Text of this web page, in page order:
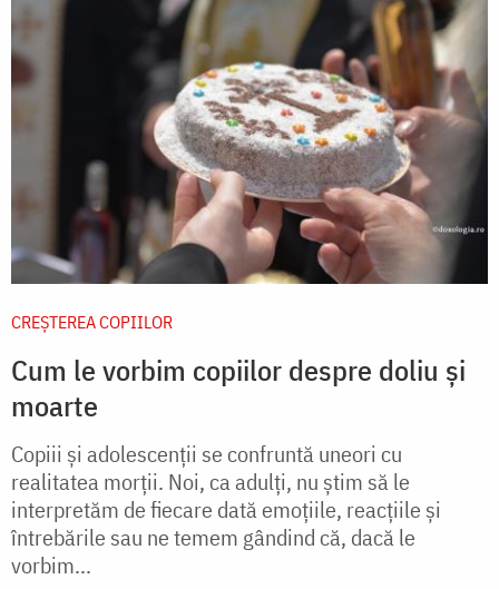
CREŞTEREA COPIILOR
Cum le vorbim copiilor despre doliu și
moarte
Copiii și adolescenții se confruntă uneori cu
realitatea morții. Noi, ca adulți, nu știm să le
interpretăm de fiecare dată emoțiile, reacțiile și
întrebările sau ne temem gândind că, dacă le
vorbim...